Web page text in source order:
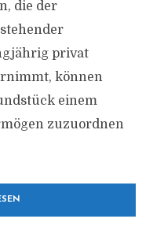
die der
privat
können
einem
zuzuordnen